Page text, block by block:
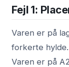
Fejl 1:
Varen er på
forkerte
Varen er på